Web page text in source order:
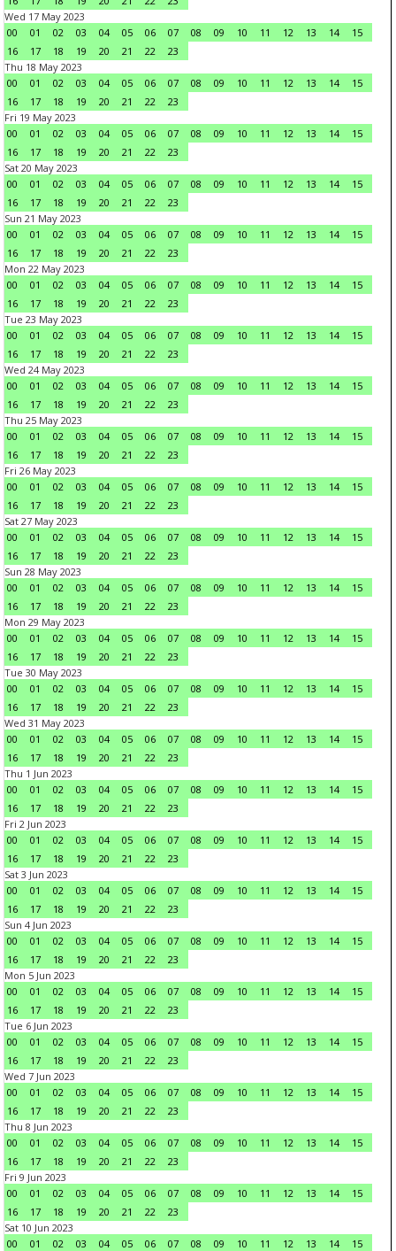
Wed 17 May 2023
00
01 02 03 04 05 06 07 08 09 10 11 12 13 14
15
16
17 18 19 20 21 22
23
Thu 18 May 2023
00
01 02 03 04 05 06 07 08 09 10 11 12 13 14
15
16
17 18 19 20 21 22
23
Fri 19 May 2023
00
01 02 03 04 05 06 07 08 09 10 11 12 13 14
15
16
17 18 19 20 21 22
23
Sat 20 May 2023
00
01 02 03 04 05 06 07 08 09 10 11 12 13 14
15
16
17 18 19 20 21 22
23
Sun 21 May 2023
00
01 02 03 04 05 06 07 08 09 10 11 12 13 14
15
16
17 18 19 20 21 22
23
Mon 22 May 2023
00
01 02 03 04 05 06 07 08 09 10 11 12 13 14
15
16
17 18 19 20 21 22
23
Tue 23 May 2023
00
01 02 03 04 05 06 07 08 09 10 11 12 13 14
15
16
17 18 19 20 21 22
23
Wed 24 May 2023
00
01 02 03 04 05 06 07 08 09 10 11 12 13 14
15
16
17 18 19 20 21 22
23
Thu 25 May 2023
00
01 02 03 04 05 06 07 08 09 10 11 12 13 14
15
16
17 18 19 20 21 22
23
Fri 26 May 2023
00
01 02 03 04 05 06 07 08 09 10 11 12 13 14
15
16
17 18 19 20 21 22
23
Sat 27 May 2023
00
01 02 03 04 05 06 07 08 09 10 11 12 13 14
15
16
17 18 19 20 21 22
23
Sun 28 May 2023
00
01 02 03 04 05 06 07 08 09 10 11 12 13 14
15
16
17 18 19 20 21 22
23
Mon 29 May 2023
00
01 02 03 04 05 06 07 08 09 10 11 12 13 14
15
16
17 18 19 20 21 22
23
Tue 30 May 2023
00
01 02 03 04 05 06 07 08 09 10 11 12 13 14
15
16
17 18 19 20 21 22
23
Wed 31 May 2023
00
01 02 03 04 05 06 07 08 09 10 11 12 13 14
15
16
17 18 19 20 21 22
23
Thu 1 Jun 2023
00
01 02 03 04 05 06 07 08 09 10 11 12 13 14
15
16
17 18 19 20 21 22
23
Fri 2 Jun 2023
00
01 02 03 04 05 06 07 08 09 10 11 12 13 14
15
16
17 18 19 20 21 22
23
Sat 3 Jun 2023
00
01 02 03 04 05 06 07 08 09 10 11 12 13 14
15
16
17 18 19 20 21 22
23
Sun 4 Jun 2023
00
01 02 03 04 05 06 07 08 09 10 11 12 13 14
15
16
17 18 19 20 21 22
23
Mon 5 Jun 2023
00
01 02 03 04 05 06 07 08 09 10 11 12 13 14
15
16
17 18 19 20 21 22
23
Tue 6 Jun 2023
00
01 02 03 04 05 06 07 08 09 10 11 12 13 14
15
16
17 18 19 20 21 22
23
Wed 7 Jun 2023
00
01 02 03 04 05 06 07 08 09 10 11 12 13 14
15
16
17 18 19 20 21 22
23
Thu 8 Jun 2023
00
01 02 03 04 05 06 07 08 09 10 11 12 13 14
15
16
17 18 19 20 21 22
23
Fri 9 Jun 2023
00
01 02 03 04 05 06 07 08 09 10 11 12 13 14
15
16
17 18 19 20 21 22
23
Sat 10 Jun 2023
00
01 02 03 04 05 06 07 08 09 10 11 12 13 14
15